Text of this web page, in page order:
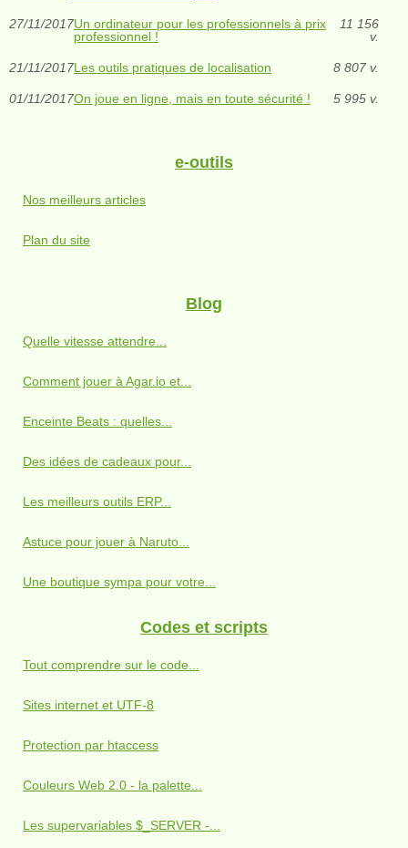
27/11/2017Un ordinateur pour les professionnels à prix
professionnel !
11 156
v.
21/11/2017Les outils pratiques de localisation 8 807 v.
01/11/2017On joue en ligne, mais en toute sécurité ! 5 995 v.
e-outils
Nos meilleurs articles
Plan du site
Blog
Quelle vitesse attendre...
Comment jouer à Agar.io et...
Enceinte Beats : quelles...
Des idées de cadeaux pour...
Les meilleurs outils ERP...
Astuce pour jouer à Naruto...
Une boutique sympa pour votre...
Codes et scripts
Tout comprendre sur le code...
Sites internet et UTF-8
Protection par htaccess
Couleurs Web 2.0 - la palette...
Les supervariables $_SERVER -...